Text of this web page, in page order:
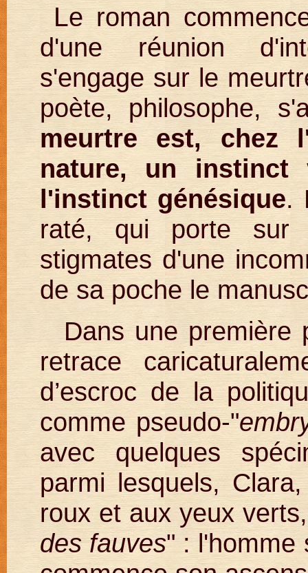
Le roman
d'une réunion
s'engage sur le
poète, philosophe,
meurtre est, chez
nature, un
l'instinct génésique.
raté, qui porte sur
stigmates d'une
de sa poche le
Dans une première
retrace
d’escroc de la
comme pseudo-"
avec quelques
parmi lesquels,
roux et aux yeux
des fauves" : l'homme